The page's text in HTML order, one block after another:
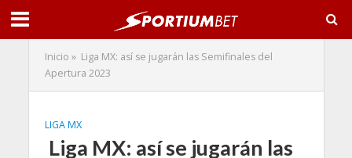
Inicio » Liga MX: así se jugarán las Semifinales del
Apertura 2023
LIGA MX
Liga MX: así se jugarán las